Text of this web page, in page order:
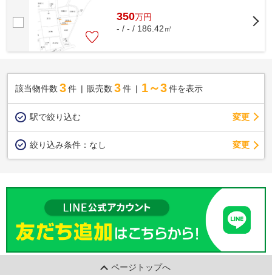
350万円
- / - / 186.42㎡
該当物件数 3件 販売数 3 件 1～3 件を表示
駅で絞り込む 変更
絞り込み条件： なし 変更
ページトップへ